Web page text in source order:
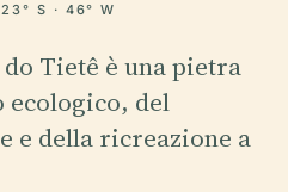
23° S · 46° W
Tietê è una pietra
del
e della ricreazione a